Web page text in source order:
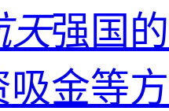
天强国
吸金等